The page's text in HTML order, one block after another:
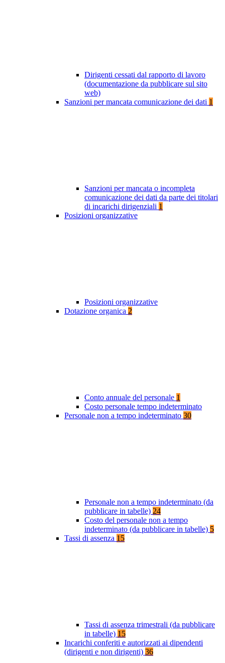
Dirigenti cessati dal rapporto di lavoro
(documentazione da pubblicare sul sito
web)
Sanzioni per mancata comunicazione dei dati 1
Sanzioni per mancata o incompleta
comunicazione dei dati da parte dei titolari
di incarichi dirigenziali 1
Posizioni organizzative
Posizioni organizzative
Dotazione organica 2
Conto annuale del personale 1
Costo personale tempo indeterminato
Personale non a tempo indeterminato 30
Personale non a tempo indeterminato (da
pubblicare in tabelle) 24
Costo del personale non a tempo
indeterminato (da pubblicare in tabelle) 5
Tassi di assenza 15
Tassi di assenza trimestrali (da pubblicare
in tabelle) 15
Incarichi conferiti e autorizzati ai dipendenti
(dirigenti e non dirigenti) 36